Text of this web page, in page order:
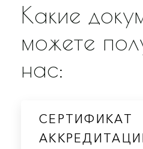
Какие
можете
нас:
СЕРТИФИКАТ